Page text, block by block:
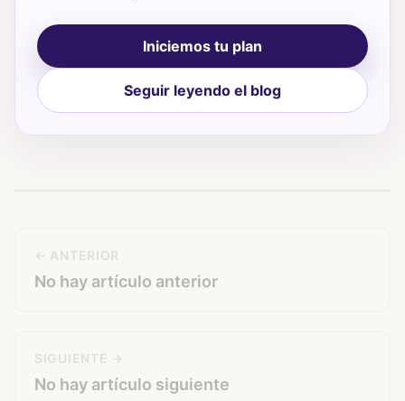
Iniciemos tu plan
Seguir leyendo el blog
← ANTERIOR
No hay artículo anterior
SIGUIENTE →
No hay artículo siguiente